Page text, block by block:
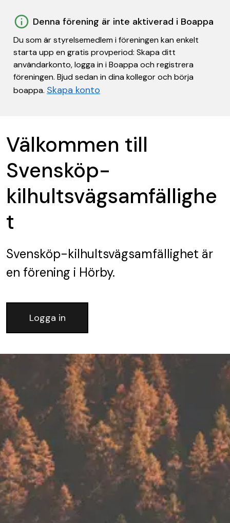
Denna förening är inte aktiverad i Boappa
Du som är styrelsemedlem i föreningen kan enkelt
starta upp en gratis provperiod: Skapa ditt
användarkonto, logga in i Boappa och registrera
föreningen. Bjud sedan in dina kollegor och börja
boappa. Skapa konto
Välkommen till
Svensköp-
kilhultsvägsamfällighe
t
Svensköp-kilhultsvägsamfällighet är
en förening i Hörby.
Logga in